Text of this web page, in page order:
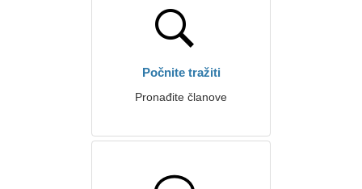
Počnite tražiti
Pronađite članove